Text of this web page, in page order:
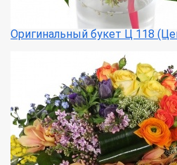
Оригинальный букет Ц 118